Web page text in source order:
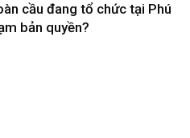
cầu đang tổ chức tại Phú
bản quyền?